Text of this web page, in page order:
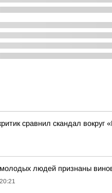
сравнил скандал
людей признаны
20:21